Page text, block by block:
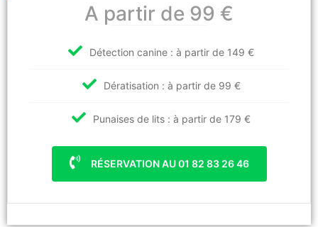
A partir de 99 €
Détection canine : à partir de 149 €
Dératisation : à partir de 99 €
Punaises de lits : à partir de 179 €
RÉSERVATION AU 01 82 83 26 46